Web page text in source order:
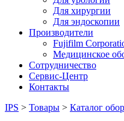
Для хирургии
Для эндоскопии
Производители
Fujifilm
Медицинское
Сотрудничество
Сервис-Центр
Контакты
IPS > Товары > Каталог